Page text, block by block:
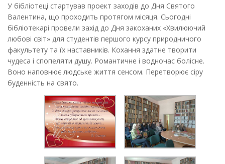
У бібліотеці стартував проект заходів до Дня Святого
Валентина, що проходить протягом місяця. Сьогодні
бібліотекарі провели захід до Дня закоханих «Хвилюючий
любові світ» для студентів першого курсу природничого
факультету та їх наставників. Кохання здатне творити
чудеса і спопеляти душу. Романтичне і водночас болісне.
Воно наповнює людське життя сенсом. Перетворює сіру
буденність на свято.